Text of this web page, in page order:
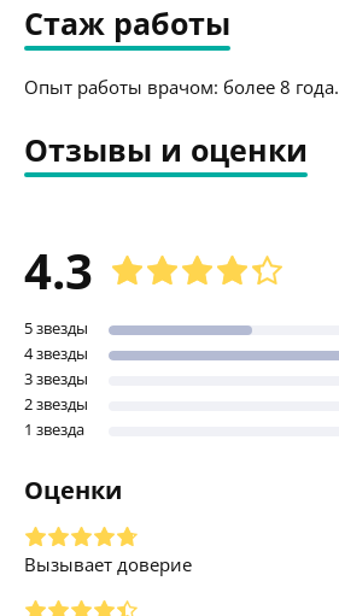
Стаж работы
Опыт работы врачом: более 8 года.
Отзывы и оценки
4.3
5 звезды
4 звезды
3 звезды
2 звезды
1 звезда
Оценки
Вызывает доверие